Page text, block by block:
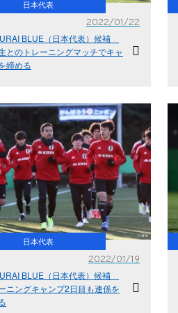
日本代表
2022/01/22
BLUE（日本代表）候補
とのトレーニングマッチでキャ
締める
日本代表
2022/01/19
BLUE（日本代表）候補
ニングキャンプ2日目も連係を